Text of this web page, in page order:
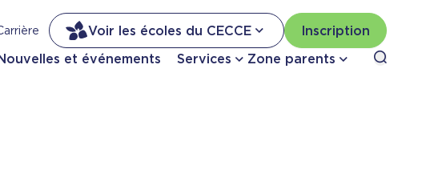
Voir les écoles du CECCE Inscription
Nouvelles et événements Services Zone parents Ouvrir le